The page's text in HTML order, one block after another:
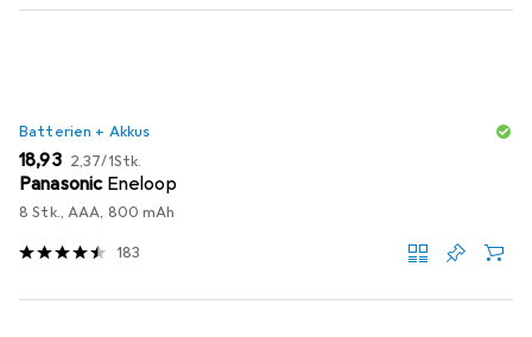
Batterien + Akkus
EUR
18,93 EUR
2,37/1Stk.
Panasonic Eneloop
8 Stk., AAA, 800 mAh
183